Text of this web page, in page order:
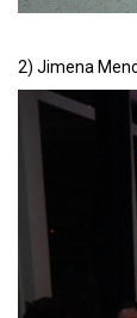
2) Jimena